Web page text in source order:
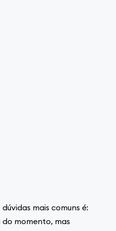
mais comuns é:
momento, mas